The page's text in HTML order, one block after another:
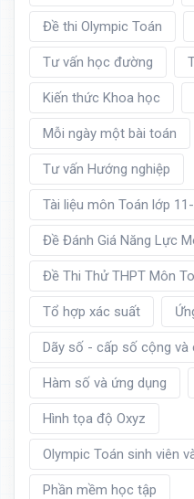
Đề thi Olympic Toán
Tư vấn học đường
Kiến thức Khoa học
Mỗi ngày một bài toán
Tư vấn Hướng nghiệp
Tài liệu môn Toán lớp
Đề Đánh Giá Năng Lực
Đề Thi Thử THPT Môn
Tổ hợp xác suất
Dãy số - cấp số cộng và
Hàm số và ứng dụng
Hình tọa độ Oxyz
Olympic Toán sinh viên
Phần mềm học tập